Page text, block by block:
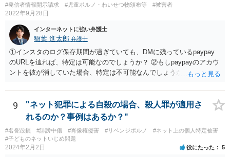
#発信者情報開示請求
#児童ポルノ・わいせつ物頒布等 #被害者
2022年9月28日
インターネットに強い弁護士
稲葉 進太郎 弁護士
①インスタのログ保存期間が過ぎていても、DMに残っているpaypay
のURLを辿れば、特定は可能なのでしょうか？ ②もしpaypayのアカウ
ントを彼が消していた場合、特定は不可能なんでしょうか？ →少なく
して被害申述し、捜査してもらうことができれば、特定してもらえる
可能性はあるでしょう。もっとも、相談者様がDMのやり取りについて
保存していなければ、捜査の取っ掛かりがなく、捜査してもらえない
可能性があるでしょう。
9
"ネット犯罪による自殺の場合、殺人罪が適用さ
れるのか？事例はあるか？"
#名誉毀損 #誹謗中傷 #肖像権侵害 #リベンジポルノ
#ネット上の個人特定被害
#子どものネットいじめ問題
2024年2月2日 役にたった 5